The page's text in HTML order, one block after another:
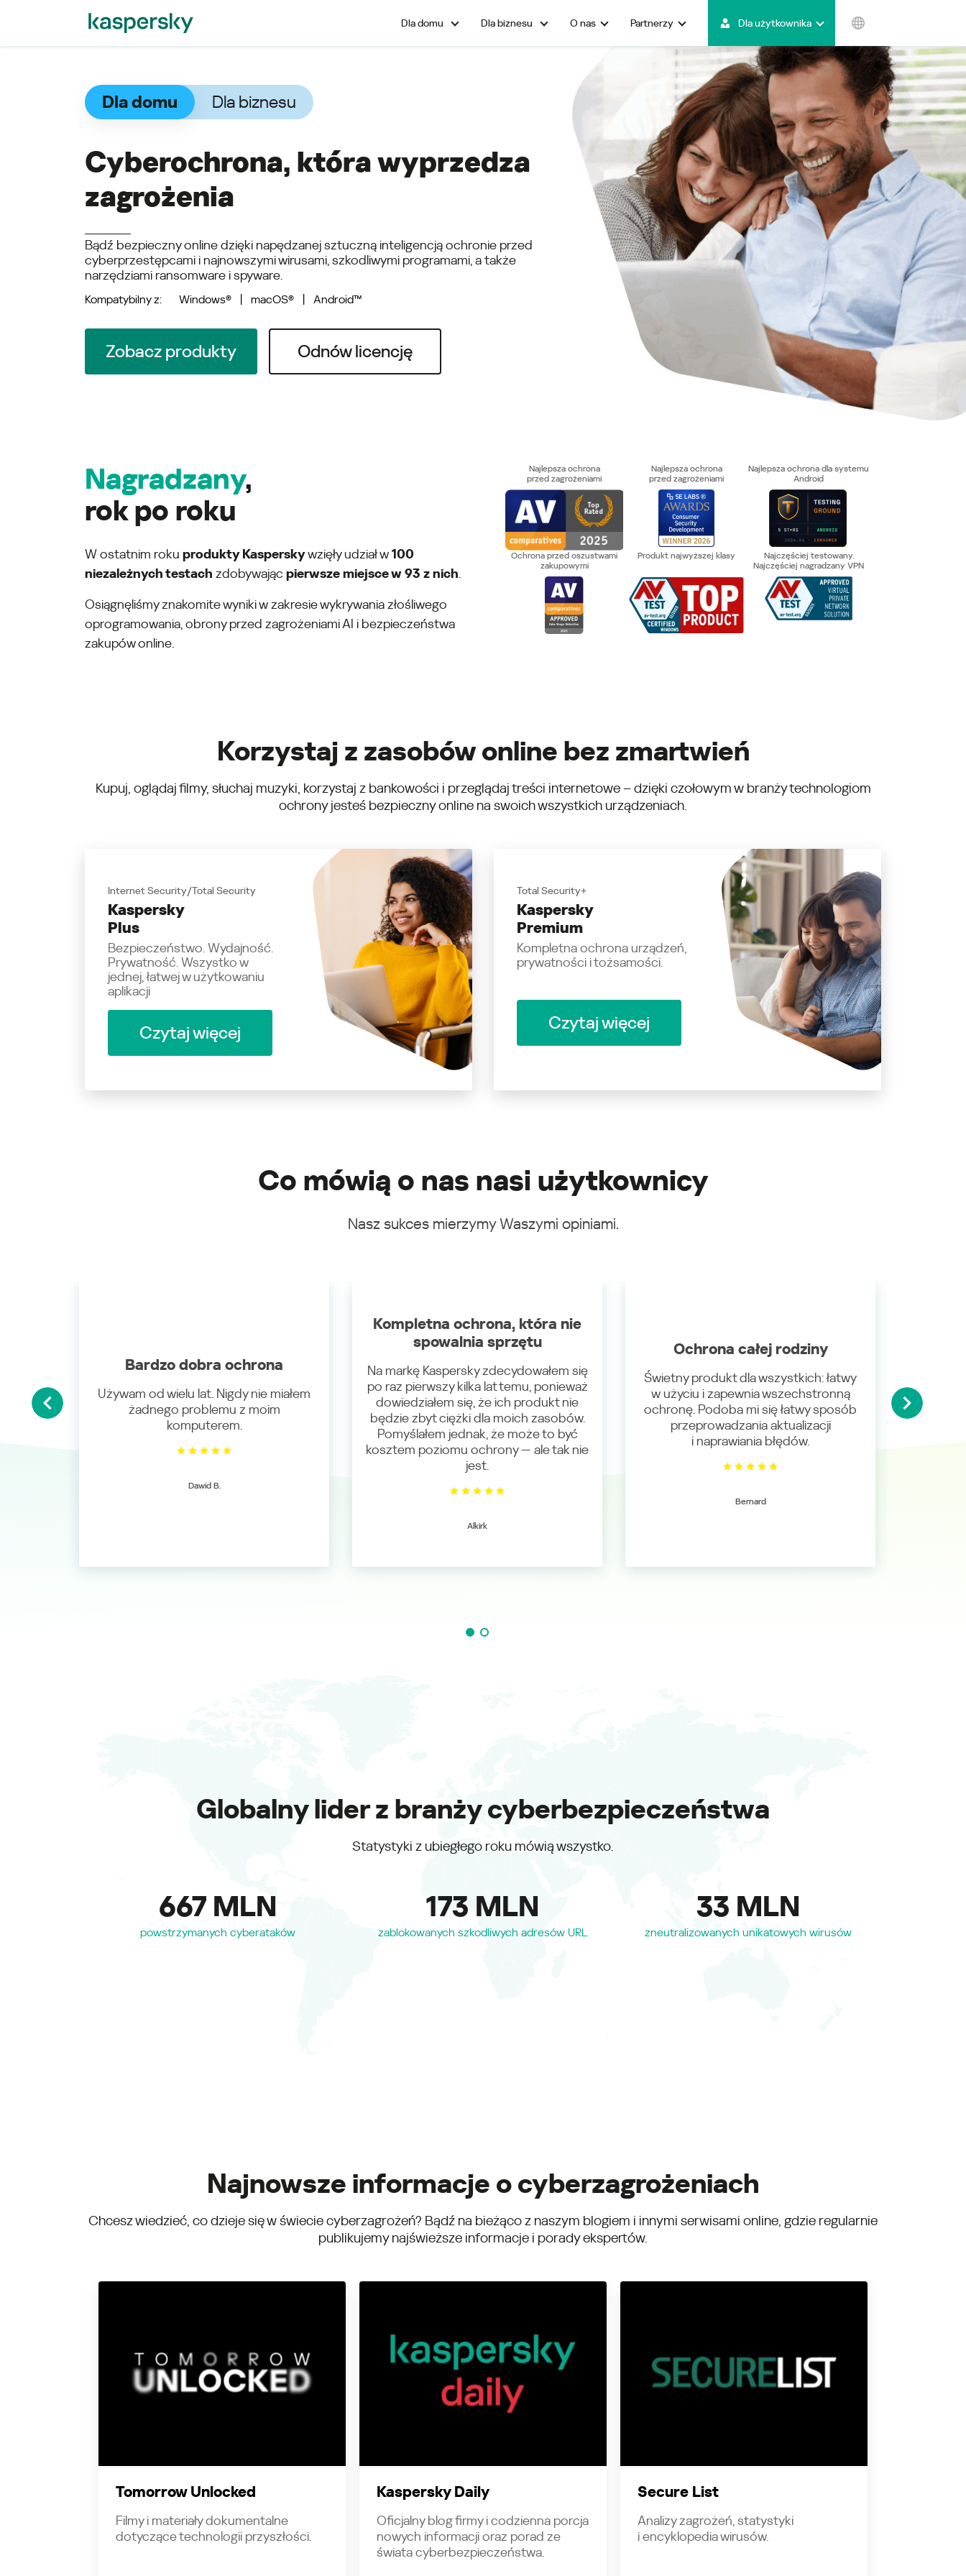
O nas Partnerzy Dla użytkownika
Dla domu Dla biznesu
Cyberochrona, która wyprzedza
zagrożenia
Bądź bezpieczny online dzięki napędzanej sztuczną inteligencją ochronie przed
cyberprzestępcami i najnowszymi wirusami, szkodliwymi programami, a także
narzędziami ransomware i spyware.
Kompatybilny z: Windows® | macOS® | Android™
Zobacz produkty Odnów licencję
Najlepsza ochrona
przed zagrożeniami
Najlepsza ochrona
przed zagrożeniami
Najlepsza ochrona dla systemu
Android
Ochrona przed oszustwami
zakupowymi
Produkt najwyższej klasy
Najczęściej testowany.
Najczęściej nagradzany VPN
Nagradzany,
rok po roku
W ostatnim roku produkty Kasperskywzięły udział w100
niezależnych testach zdobywając pierwsze miejsce w 93 z nich
Osiągnęliśmy znakomite wyniki w zakresie wykrywania złośliwego
oprogramowania, obrony przed zagrożeniami AI i bezpieczeństwa
zakupów online.
Korzystaj z zasobów online bez zmartwień
Kupuj, oglądaj filmy, słuchaj muzyki, korzystaj z bankowości i przeglądaj treści internetowe – dzięki czołowym w branży technologiom
ochrony jesteś bezpieczny online na swoich wszystkich urządzeniach.
Internet Security/Total Security
Kaspersky
Plus
Bezpieczeństwo. Wydajność.
Prywatność. Wszystko w
jednej, łatwej w użytkowaniu
aplikacji
Czytaj więcej
Total Security+
Kaspersky
Premium
Kompletna ochrona urządzeń,
prywatności i tożsamości.
Czytaj więcej
Co mówią o nas nasi użytkownicy
Nasz sukces mierzymy Waszymi opiniami.
Bardzo dobra ochrona
Używam od wielu lat. Nigdy nie miałem
żadnego problemu z moim
komputerem.
Dawid B.
Kompletna ochrona, która nie
spowalnia sprzętu
Na markę Kaspersky zdecydowałem się
po raz pierwszy kilka lat temu, ponieważ
dowiedziałem się, że ich produkt nie
będzie zbyt ciężki dla moich zasobów.
Pomyślałem jednak, że może to być
kosztem poziomu ochrony — ale tak nie
jest.
Alkirk
Ochrona całej rodziny
Świetny produkt dla wszystkich: łatwy
w użyciu i zapewnia wszechstronną
ochronę. Podoba mi się łatwy sposób
przeprowadzania aktualizacji
i naprawiania błędów.
Bernard
Globalny lider z branży cyberbezpieczeństwa
Statystyki z ubiegłego roku mówią wszystko.
667 MLN
powstrzymanych cyberataków
173 MLN
zablokowanych szkodliwych adresów URL
33 MLN
zneutralizowanych unikatowych wirusów
Najnowsze informacje o cyberzagrożeniach
Chcesz wiedzieć, co dzieje się w świecie cyberzagrożeń? Bądź na bieżąco z naszym blogiem i innymi serwisami online, gdzie regularnie
publikujemy najświeższe informacje i porady ekspertów.
Tomorrow Unlocked
Filmy i materiały dokumentalne
dotyczące technologii przyszłości.
Kaspersky Daily
Oficjalny blog firmy i codzienna porcja
nowych informacji oraz porad ze
świata cyberbezpieczeństwa.
Secure List
Analizy zagrożeń, statystyki
i encyklopedia wirusów.